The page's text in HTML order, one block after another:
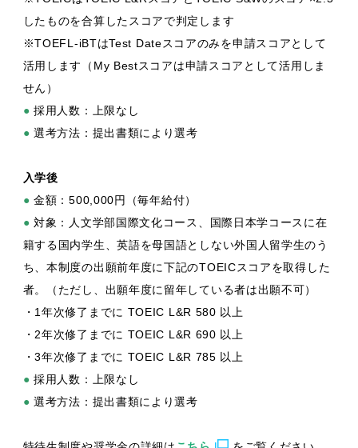
したものを合算したスコアで判定します
※TOEFL-iBTはTest Dateスコアのみを申請スコアとして
活用します（My Bestスコアは申請スコアとして活用しま
せん）
● 採用人数：上限なし
● 選考方法：提出書類により選考
入学後
● 金額：500,000円（毎年給付）
● 対象：人文学部国際文化コース、国際日本学コースに在
籍する国内学生、英語を母国語としない外国人留学生のう
ち、本制度の出願前年度に下記のTOEICスコアを取得した
者。（ただし、出願年度に留年している者は出願不可）
・1年次修了までに TOEIC L&R 580 以上
・2年次修了までに TOEIC L&R 690 以上
・3年次修了までに TOEIC L&R 785 以上
● 採用人数：上限なし
● 選考方法：提出書類により選考